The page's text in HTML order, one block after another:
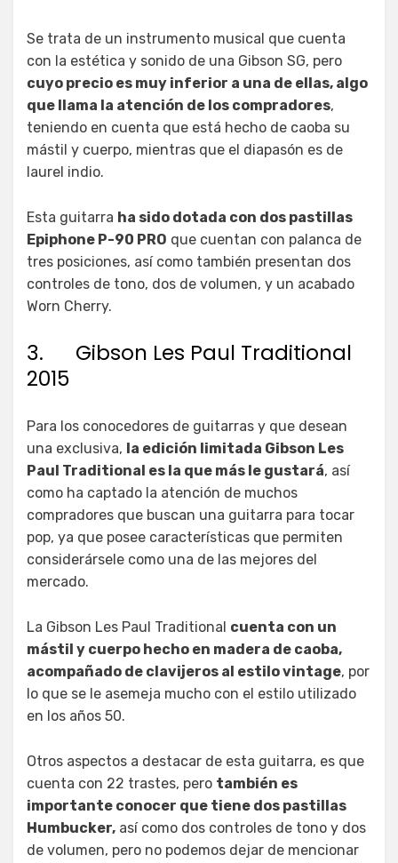
Se trata de un instrumento musical que cuenta
con la estética y sonido de una Gibson SG, pero
cuyo precio es muy inferior a una de ellas, algo
que llama la atención de los compradores,
teniendo en cuenta que está hecho de caoba su
mástil y cuerpo, mientras que el diapasón es de
laurel indio.
Esta guitarra ha sido dotada con dos pastillas
Epiphone P-90 PRO que cuentan con palanca de
tres posiciones, así como también presentan dos
controles de tono, dos de volumen, y un acabado
Worn Cherry.
3. Gibson Les Paul Traditional
2015
Para los conocedores de guitarras y que desean
una exclusiva, la edición limitada Gibson Les
Paul Traditional es la que más le gustará, así
como ha captado la atención de muchos
compradores que buscan una guitarra para tocar
pop, ya que posee características que permiten
considerársele como una de las mejores del
mercado.
La Gibson Les Paul Traditional cuenta con un
mástil y cuerpo hecho en madera de caoba,
acompañado de clavijeros al estilo vintage, por
lo que se le asemeja mucho con el estilo utilizado
en los años 50.
Otros aspectos a destacar de esta guitarra, es que
cuenta con 22 trastes, pero también es
importante conocer que tiene dos pastillas
Humbucker, así como dos controles de tono y dos
de volumen, pero no podemos dejar de mencionar